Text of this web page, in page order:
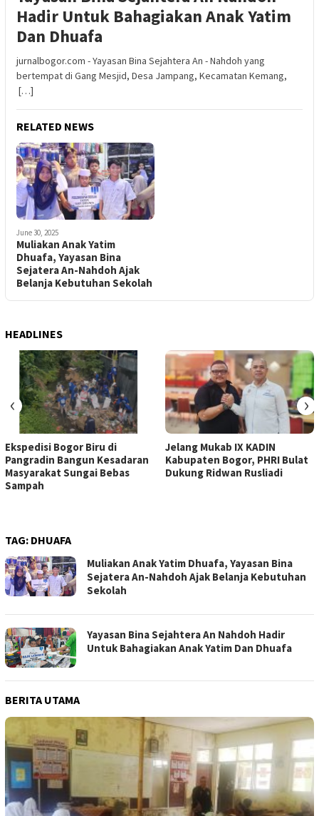
Hadir Untuk Bahagiakan Anak Yatim
Dan Dhuafa
jurnalbogor.com - Yayasan Bina Sejahtera An - Nahdoh yang
bertempat di Gang Mesjid, Desa Jampang, Kecamatan Kemang,
[…]
RELATED NEWS
June 30, 2025
Muliakan Anak Yatim
Dhuafa, Yayasan Bina
Sejatera An-Nahdoh Ajak
Belanja Kebutuhan Sekolah
HEADLINES
Ekspedisi Bogor Biru di
Pangradin Bangun Kesadaran
Masyarakat Sungai Bebas
Sampah
Jelang Mukab IX KADIN
Kabupaten Bogor, PHRI Bulat
Dukung Ridwan Rusliadi
‹ ›
TAG: DHUAFA
Muliakan Anak Yatim Dhuafa, Yayasan Bina
Sejatera An-Nahdoh Ajak Belanja Kebutuhan
Sekolah
Yayasan Bina Sejahtera An Nahdoh Hadir
Untuk Bahagiakan Anak Yatim Dan Dhuafa
BERITA UTAMA